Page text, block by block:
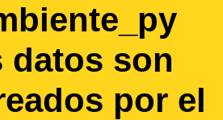
datos son
por el